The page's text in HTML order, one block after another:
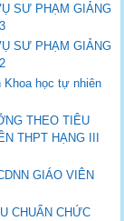
SƯ PHẠM GIẢNG
SƯ PHẠM GIẢNG
Khoa học tự nhiên
THEO TIÊU
THPT HẠNG III
GIÁO VIÊN
CHUẨN CHỨC